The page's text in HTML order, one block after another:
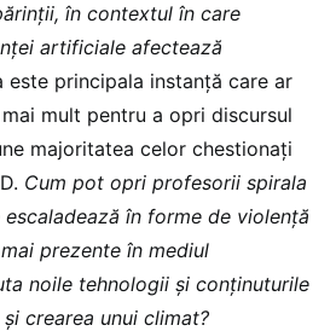
în contextul în care
artificiale afectează
este principala instanță care ar
mult pentru a opri discursul
majoritatea celor chestionați
Cum pot opri profesorii spirala
în forme de violență
prezente în mediul
noile tehnologii și conținuturile
crearea unui climat?